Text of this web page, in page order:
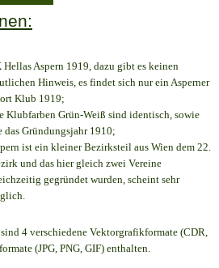
Hellas Aspern 1919, dazu gibt es keinen
Hinweis, es findet sich nur ein Asperner
Klub 1919;
Klubfarben Grün-Weiß sind identisch, sowie
das Gründungsjahr 1910;
ist ein kleiner Bezirksteil aus Wien dem 22.
und das hier gleich zwei Vereine
gegründet wurden, scheint sehr
4 verschiedene Vektorgrafikformate (CDR,
(JPG, PNG, GIF) enthalten.